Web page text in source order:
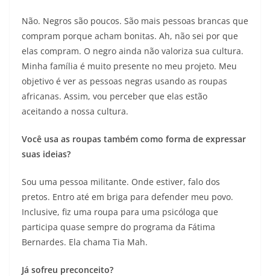
Não. Negros são poucos. São mais pessoas brancas que
compram porque acham bonitas. Ah, não sei por que
elas compram. O negro ainda não valoriza sua cultura.
Minha família é muito presente no meu projeto. Meu
objetivo é ver as pessoas negras usando as roupas
africanas. Assim, vou perceber que elas estão
aceitando a nossa cultura.
Você usa as roupas também como forma de expressar
suas ideias?
Sou uma pessoa militante. Onde estiver, falo dos
pretos. Entro até em briga para defender meu povo.
Inclusive, fiz uma roupa para uma psicóloga que
participa quase sempre do programa da Fátima
Bernardes. Ela chama Tia Mah.
Já sofreu preconceito?